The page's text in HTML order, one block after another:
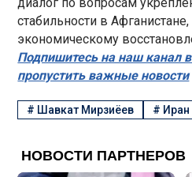
стабильности в
экономическому
Подпишитесь на наш канал
пропустить важные новости
# Шавкат Мирзиёев # Иран